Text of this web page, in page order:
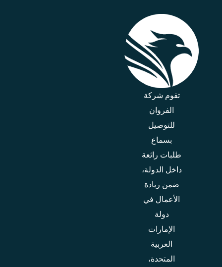
تقوم شركة
الفروان
للتوصيل
بسماع
طلبات رائعة
داخل الدولة،
ضمن ريادة
الأعمال في
دولة
الإمارات
العربية
المتحدة،